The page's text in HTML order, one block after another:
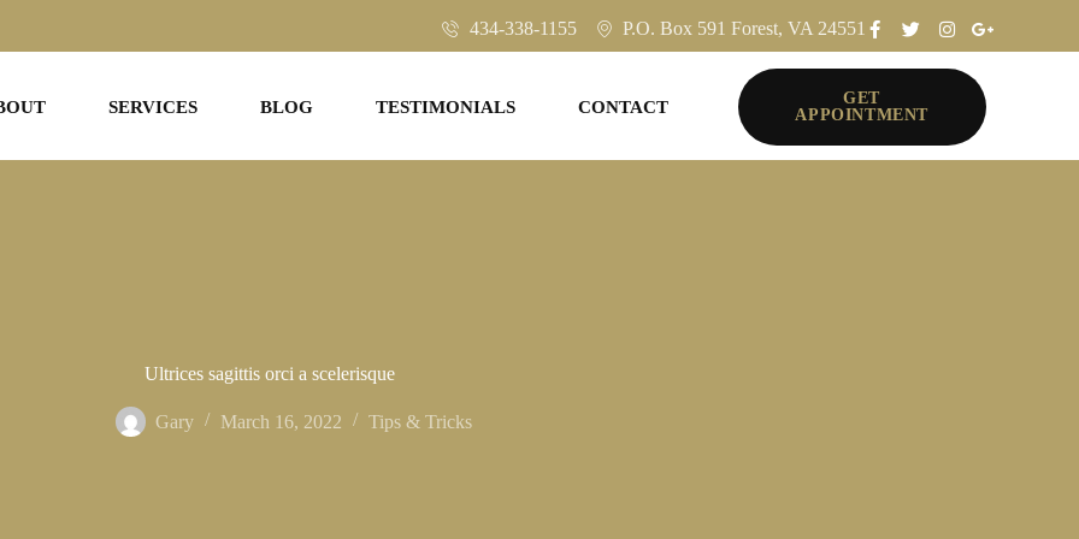
434-338-1155 P.O. Box 591 Forest, VA 24551
SERVICES BLOG TESTIMONIALS CONTACT
GET
APPOINTMENT
Ultrices sagittis orci a scelerisque
Gary March 16, 2022 Tips & Tricks